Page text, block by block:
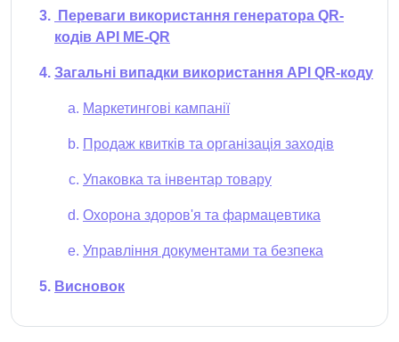
Переваги використання генератора QR-
кодів API ME-QR
Загальні випадки використання API QR-коду
Маркетингові кампанії
Продаж квитків та організація заходів
Упаковка та інвентар товару
Охорона здоров'я та фармацевтика
Управління документами та безпека
Висновок